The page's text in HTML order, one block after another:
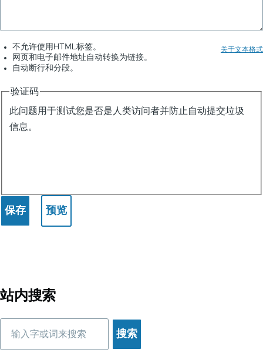
关于文本格式
不允许使用HTML标签。
网页和电子邮件地址自动转换为链接。
自动断行和分段。
验证码
此问题用于测试您是否是人类访问者并防止自动提交垃圾
信息。
站内搜索